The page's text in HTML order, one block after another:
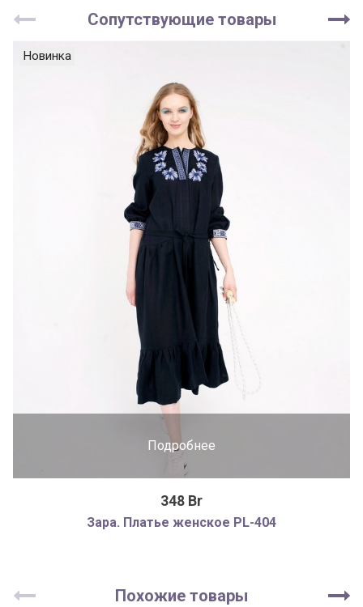
Сопутствующие товары
Подробнее
Новинка
348 Br
Зара. Платье женское PL-404
Похожие товары